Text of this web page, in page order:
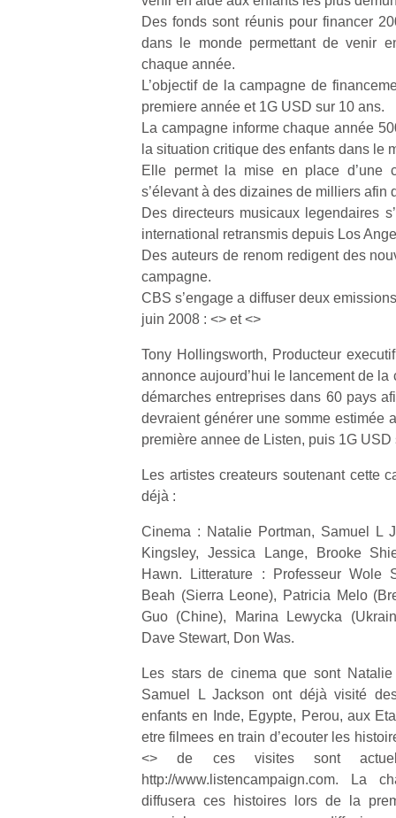
Des fonds sont réunis pour financer
dans le monde permettant de venir
chaque année.
L’objectif de la campagne de
premiere année et 1G USD sur 10 ans.
La campagne informe chaque année
la situation critique des enfants dans le
Elle permet la mise en place d’une
s’élevant à des dizaines de milliers afin
Des directeurs musicaux legendaires
international retransmis depuis Los
Des auteurs de renom redigent des
campagne.
CBS s’engage a diffuser deux
juin 2008 : <> et <>
Tony Hollingsworth, Producteur
annonce aujourd’hui le lancement de la
démarches entreprises dans 60 pays
devraient générer une somme estimée
première annee de Listen, puis 1G
Les artistes createurs soutenant cette
déjà :
Cinema : Natalie Portman, Samuel L
Kingsley, Jessica Lange, Brooke
Hawn. Litterature : Professeur Wole
Beah (Sierra Leone), Patricia Melo
Guo (Chine), Marina Lewycka
Dave Stewart, Don Was.
Les stars de cinema que sont
Samuel L Jackson ont déjà visité
enfants en Inde, Egypte, Perou, aux
etre filmees en train d’ecouter les
<> de ces visites sont
http://www.listencampaign.com. La
diffusera ces histoires lors de la
à
…
NextGen,
une
nouvelle
Des
trampolines
pour les